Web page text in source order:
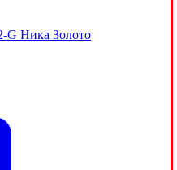
G Ника Золото